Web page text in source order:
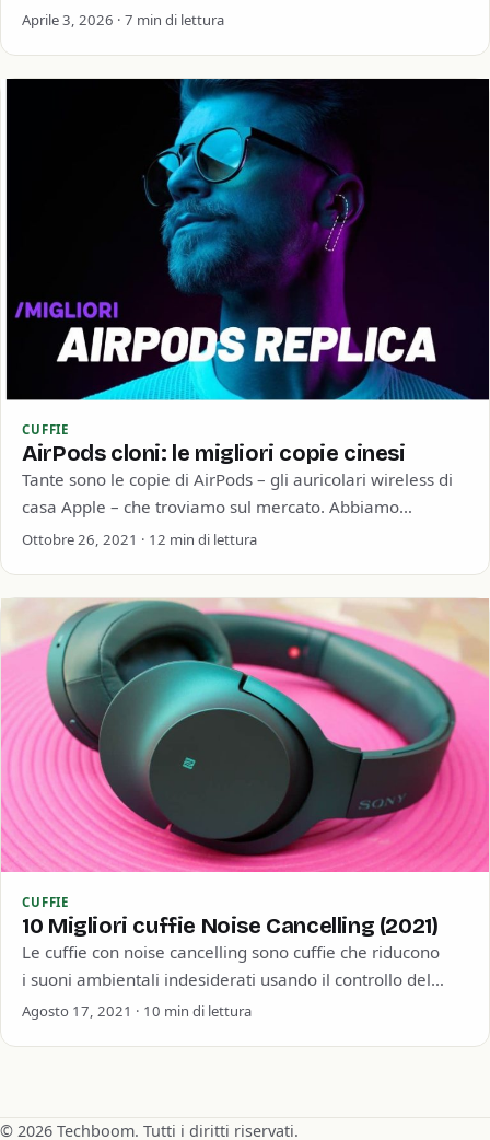
dello smartphone passando per…
Aprile 3, 2026 · 7 min di lettura
CUFFIE
AirPods cloni: le migliori copie cinesi
Tante sono le copie di AirPods – gli auricolari wireless di
casa Apple – che troviamo sul mercato. Abbiamo
selezionato su Aliexpress…
Ottobre 26, 2021 · 12 min di lettura
CUFFIE
10 Migliori cuffie Noise Cancelling (2021)
Le cuffie con noise cancelling sono cuffie che riducono
i suoni ambientali indesiderati usando il controllo del
rumore attivo. Se hai mai provato ad ascoltare musica su
Agosto 17, 2021 · 10 min di lettura
© 2026 Techboom. Tutti i diritti riservati.